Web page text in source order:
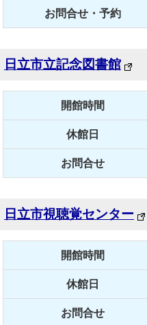
お問合せ・予約
日立市立記念図書館
開館時間
休館日
お問合せ
日立市視聴覚センター
開館時間
休館日
お問合せ